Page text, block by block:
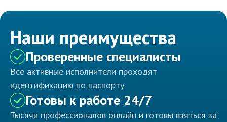
Наши преимущества
Проверенные специалисты
Все активные исполнители проходят
идентификацию по паспорту
Готовы к работе 24/7
Тысячи профессионалов онлайн и готовы взяться за